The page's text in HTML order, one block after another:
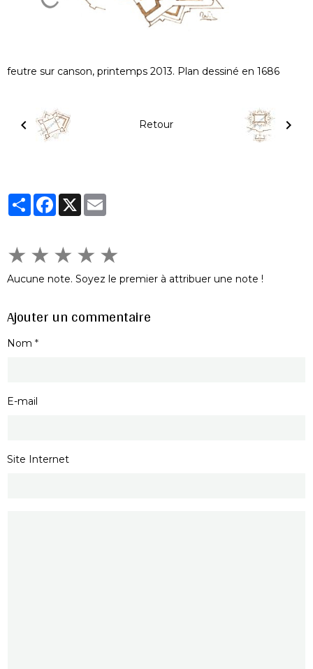
feutre sur canson, printemps 2013. Plan dessiné en 1686
Retour
PartagerFacebook
X
★ ★ ★ ★ ★
Aucune note. Soyez le premier à attribuer une note !
Ajouter un commentaire
Nom
E-mail
Site Internet